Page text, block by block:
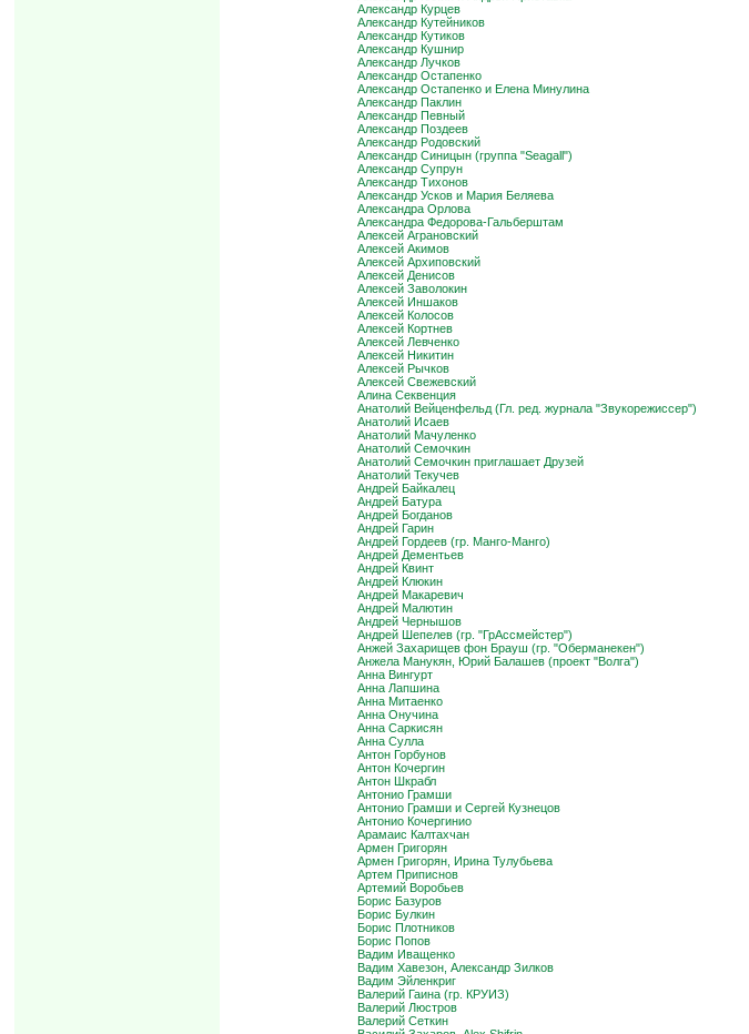
Александр Курцев
Александр Кутейников
Александр Кутиков
Александр Кушнир
Александр Лучков
Александр Остапенко
Александр Остапенко и Елена Минулина
Александр Паклин
Александр Певный
Александр Поздеев
Александр Родовский
Александр Синицын (группа "Seagall")
Александр Супрун
Александр Тихонов
Александр Усков и Мария Беляева
Александра Орлова
Александра Федорова-Гальберштам
Алексей Аграновский
Алексей Акимов
Алексей Архиповский
Алексей Денисов
Алексей Заволокин
Алексей Иншаков
Алексей Колосов
Алексей Кортнев
Алексей Левченко
Алексей Никитин
Алексей Рычков
Алексей Свежевский
Алина Секвенция
Анатолий Вейценфельд (Гл. ред. журнала "Звукорежиссер")
Анатолий Исаев
Анатолий Мачуленко
Анатолий Семочкин
Анатолий Семочкин приглашает Друзей
Анатолий Текучев
Андрей Байкалец
Андрей Батура
Андрей Богданов
Андрей Гарин
Андрей Гордеев (гр. Манго-Манго)
Андрей Дементьев
Андрей Квинт
Андрей Клюкин
Андрей Макаревич
Андрей Малютин
Андрей Чернышов
Андрей Шепелев (гр. "ГрАссмейстер")
Анжей Захарищев фон Брауш (гр. "Оберманекен")
Анжела Манукян, Юрий Балашев (проект "Волга")
Анна Вингурт
Анна Лапшина
Анна Митаенко
Анна Онучина
Анна Саркисян
Анна Сулла
Антон Горбунов
Антон Кочергин
Антон Шкрабл
Антонио Грамши
Антонио Грамши и Сергей Кузнецов
Антонио Кочергинио
Арамаис Калтахчан
Армен Григорян
Армен Григорян, Ирина Тулубьева
Артем Приписнов
Артемий Воробьев
Борис Базуров
Борис Булкин
Борис Плотников
Борис Попов
Вадим Иващенко
Вадим Хавезон, Александр Зилков
Вадим Эйленкриг
Валерий Гаина (гр. КРУИЗ)
Валерий Люстров
Валерий Сеткин